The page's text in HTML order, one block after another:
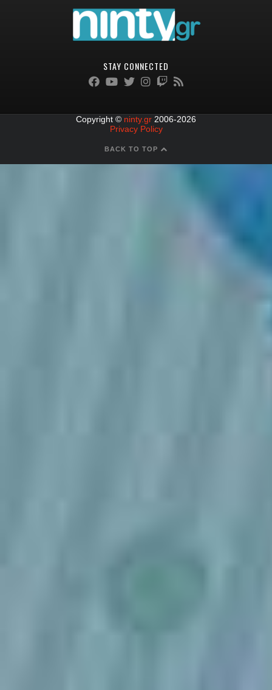
STAY CONNECTED
Copyright © ninty.gr 2006-2026
Privacy Policy
BACK TO TOP